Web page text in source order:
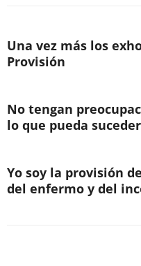
Una vez más los
Provisión
No tengan
lo que pueda
Yo soy la provisión
del enfermo y del